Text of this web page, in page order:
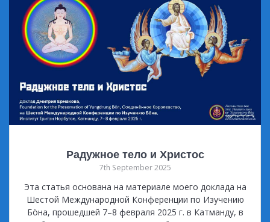
Радужное тело и Христос
7th September 2025
Эта статья основана на материале моего доклада на
Шестой Международной Конференции по Изучению
Бöна, прошедшей 7–8 февраля 2025 г. в Катманду, в